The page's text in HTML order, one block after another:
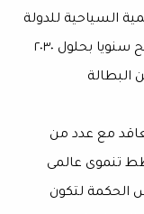
السياحية للدولة
والذى يستهدف الوصول إلى ٣٠ مليون سائح سنويا بحلول ٢٠٣٠
البطالة
مع عدد من
تنموى عالمى
الحكمة لتكون